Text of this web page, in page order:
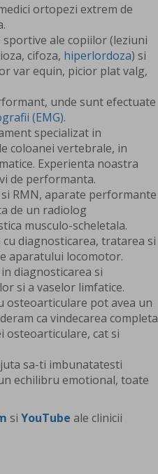
ortopezi extrem de
ale copiilor (leziuni
cifoza, hiperlordoza) si
var equin, picior plat valg,
unde sunt efectuate
(EMG).
specializat in
coloanei vertebrale, in
Experienta noastra
de performanta.
RMN, aparate performante
de un radiolog
musculo-scheletala.
diagnosticarea, tratarea si
aparatului locomotor.
diagnosticarea si
si a vaselor limfatice.
osteoarticulare pot avea un
ca vindecarea completa
osteoarticulare, cat si
sa-ti imbunatatesti
echilibru emotional, toate
si YouTube ale clinicii